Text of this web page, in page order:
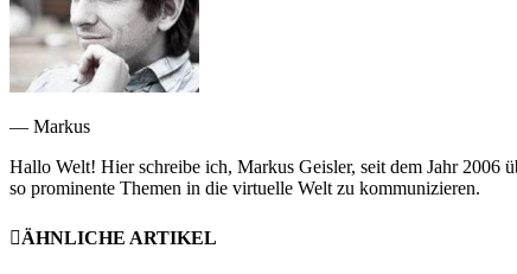
— Markus
Hallo Welt! Hier schreibe ich, Markus Geisler, seit dem Jahr 2006
so prominente Themen in die virtuelle Welt zu kommunizieren.
ÄHNLICHE ARTIKEL